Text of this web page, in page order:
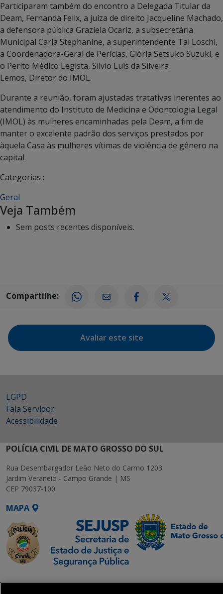
Participaram também do encontro a Delegada Titular da
Deam, Fernanda Felix, a juíza de direito Jacqueline Machado,
a defensora pública Graziela Ocariz, a subsecretária
Municipal Carla Stephanine, a superintendente Tai Loschi,
a Coordenadora-Geral de Perícias, Glória Setsuko Suzuki, e
o Perito Médico Legista, Silvio Luís da Silveira
Lemos, Diretor do IMOL.
Durante a reunião, foram ajustadas tratativas inerentes ao
atendimento do Instituto de Medicina e Odontologia Legal
(IMOL) às mulheres encaminhadas pela Deam, a fim de
manter o excelente padrão dos serviços prestados por
àquela Casa às mulheres vítimas de violência de gênero na
capital.
Categorias :
Geral
Veja Também
Sem posts recentes disponíveis.
Compartilhe:
Avaliar este site
LGPD
Fala Servidor
Acessibilidade
POLÍCIA CIVIL DE MATO GROSSO DO SUL
Rua Desembargador Leão Neto do Carmo 1203
Jardim Veraneio - Campo Grande | MS
CEP 79037-100
MAPA